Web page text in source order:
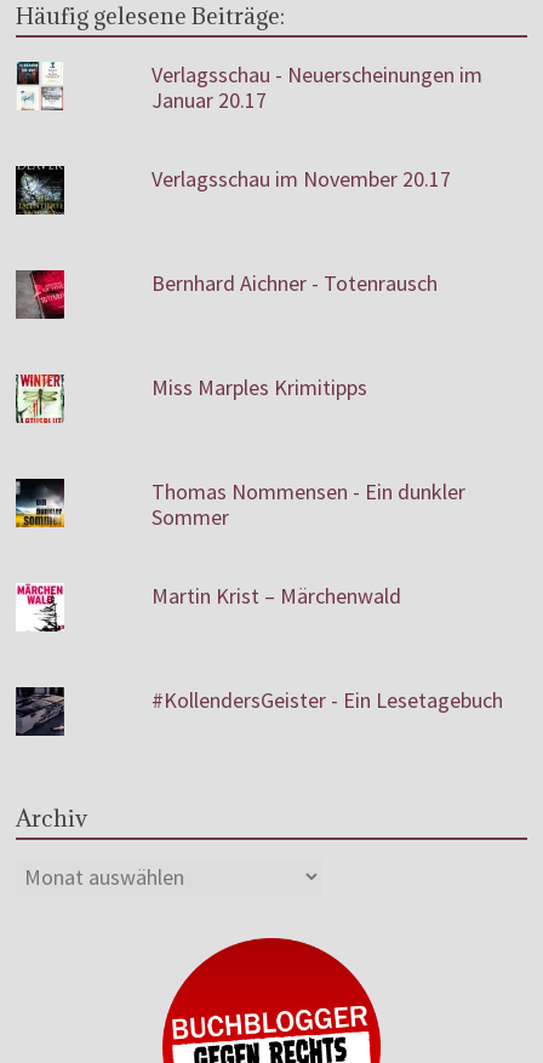
Häufig gelesene Beiträge:
Verlagsschau - Neuerscheinungen im
Januar 20.17
Verlagsschau im November 20.17
Bernhard Aichner - Totenrausch
Miss Marples Krimitipps
Thomas Nommensen - Ein dunkler
Sommer
Martin Krist – Märchenwald
#KollendersGeister - Ein Lesetagebuch
Archiv